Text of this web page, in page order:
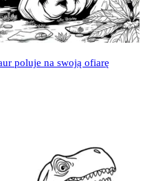
poluje na swoją ofiarę